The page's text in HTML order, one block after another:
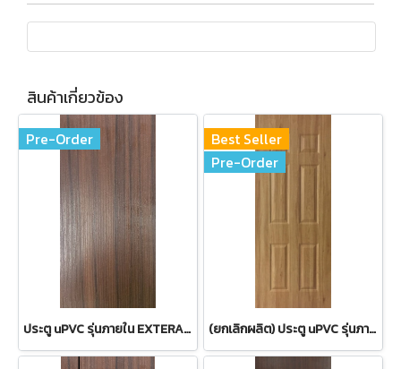
สินค้าเกี่ยวข้อง
Pre-Order
ประตู uPVC รุ่นภายใน EXTERA สี Brownie Oak บานเรียบ
Best Seller
Pre-Order
(ยกเลิกผลิต) ประตู uPVC รุ่นภายใน EXTERA ลายไม้ สี Yellow Ash ลูกฟัก 6 ช่องตรง